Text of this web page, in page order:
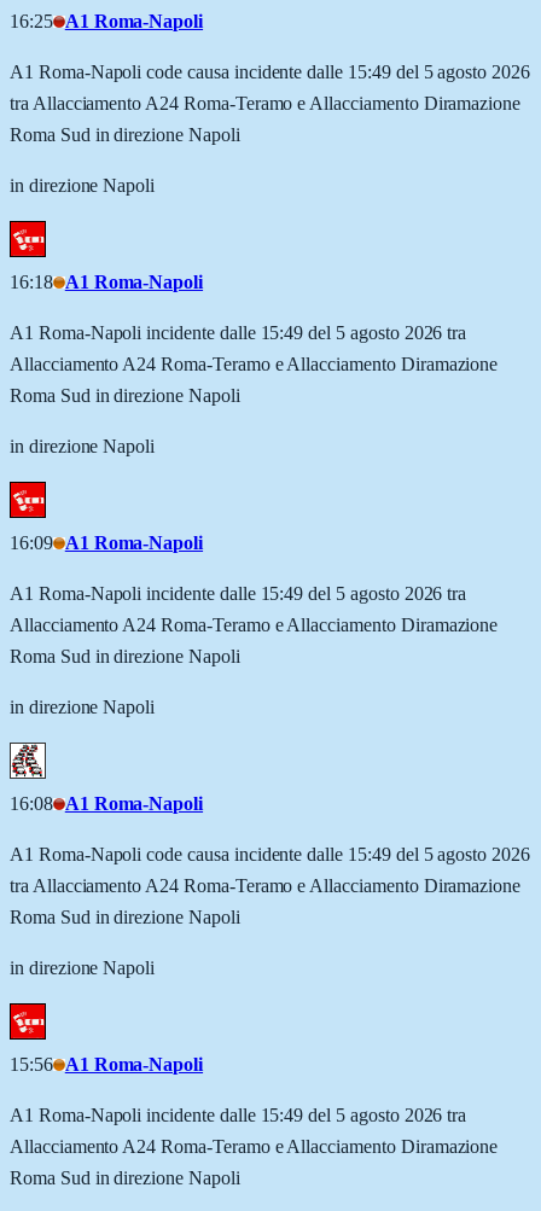
16:25 A1 Roma-Napoli
A1 Roma-Napoli code causa incidente dalle 15:49 del 5 agosto 2026
tra Allacciamento A24 Roma-Teramo e Allacciamento Diramazione
Roma Sud in direzione Napoli
in direzione Napoli
16:18 A1 Roma-Napoli
A1 Roma-Napoli incidente dalle 15:49 del 5 agosto 2026 tra
Allacciamento A24 Roma-Teramo e Allacciamento Diramazione
Roma Sud in direzione Napoli
in direzione Napoli
16:09 A1 Roma-Napoli
A1 Roma-Napoli incidente dalle 15:49 del 5 agosto 2026 tra
Allacciamento A24 Roma-Teramo e Allacciamento Diramazione
Roma Sud in direzione Napoli
in direzione Napoli
16:08 A1 Roma-Napoli
A1 Roma-Napoli code causa incidente dalle 15:49 del 5 agosto 2026
tra Allacciamento A24 Roma-Teramo e Allacciamento Diramazione
Roma Sud in direzione Napoli
in direzione Napoli
15:56 A1 Roma-Napoli
A1 Roma-Napoli incidente dalle 15:49 del 5 agosto 2026 tra
Allacciamento A24 Roma-Teramo e Allacciamento Diramazione
Roma Sud in direzione Napoli